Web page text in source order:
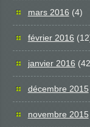
mars 2016 (4)
février 2016
janvier 2016
décembre 2015
novembre 2015